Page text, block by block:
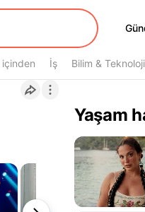
içinden İş Bilim & Teknoloji
Yaşam